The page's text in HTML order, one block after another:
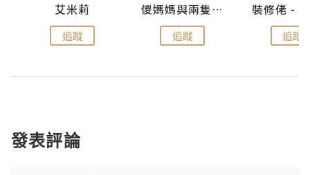
艾米莉
追蹤
儍媽媽與兩隻小魔怪之家
追蹤 追蹤
發表評論